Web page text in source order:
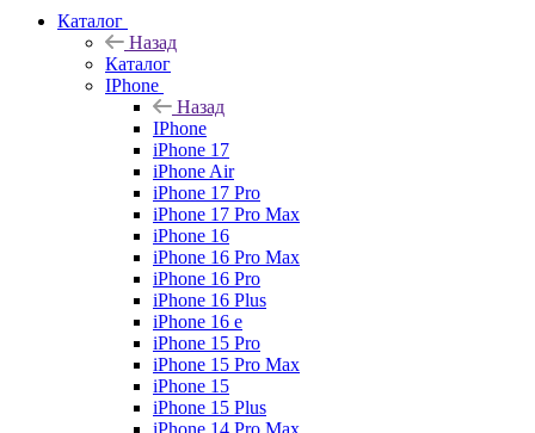
Каталог
Назад
Каталог
IPhone
Назад
IPhone
iPhone 17
iPhone Air
iPhone 17 Pro
iPhone 17 Pro Max
iPhone 16
iPhone 16 Pro Max
iPhone 16 Pro
iPhone 16 Plus
iPhone 16 e
iPhone 15 Pro
iPhone 15 Pro Max
iPhone 15
iPhone 15 Plus
iPhone 14 Pro Max